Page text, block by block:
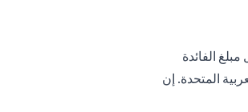
الفائدة
المتحدة. إن